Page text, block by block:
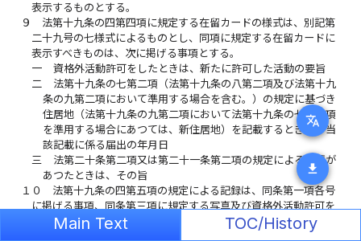
translate
download
表示するものとする。
９
法第十九条の四第四項に規定する在留カードの様式は、別記第
二十九号の七様式によるものとし、同項に規定する在留カードに
表示すべきものは、次に掲げる事項とする。
一
資格外活動許可をしたときは、新たに許可した活動の要旨
二
法第十九条の七第二項（法第十九条の八第二項及び法第十九
条の九第二項において準用する場合を含む。）の規定に基づき
住居地（法第十九条の九第二項において法第十九条の七第二項
を準用する場合にあつては、新住居地）を記載するときは、当
該記載に係る届出の年月日
三
法第二十条第二項又は第二十一条第二項の規定による申請が
あつたときは、その旨
１０
法第十九条の四第五項の規定による記録は、同条第一項各号
に掲げる事項、同条第三項に規定する写真及び資格外活動許可を
したときにおける新たに許可した活動の要旨を在留カードに組み
込んだ半導体集積回路に記録して行うものとする。この場合にお
Main Text TOC/History